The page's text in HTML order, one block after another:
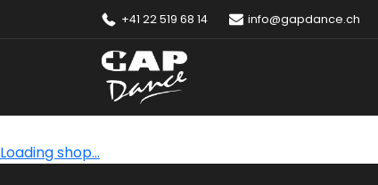
+41 22 519 68 14 info@gapdance.ch
Loading shop...